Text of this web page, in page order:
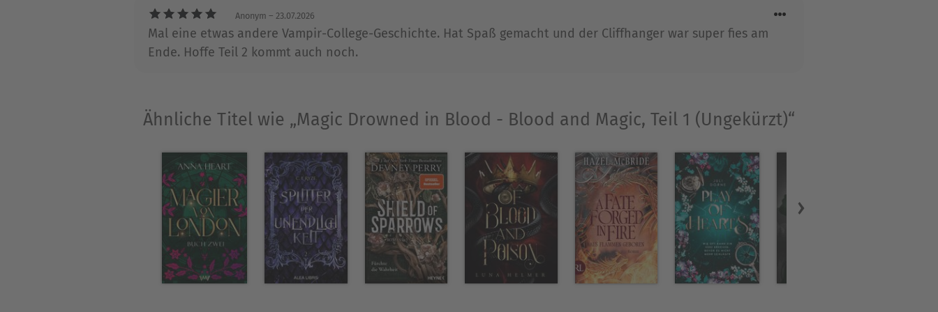
Anonym – 23.07.2026
Mal eine etwas andere Vampir-College-Geschichte. Hat Spaß gemacht und der Cliffhanger war super fies am
Ende. Hoffe Teil 2 kommt auch noch.
Ähnliche Titel wie „Magic Drowned in Blood - Blood and Magic, Teil 1 (Ungekürzt)“